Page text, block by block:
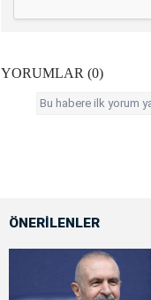
YORUMLAR (0)
Bu habere ilk yorum
ÖNERİLENLER